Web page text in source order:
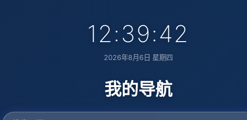
12:39:43
2026年8月6日 星期四
我的导航